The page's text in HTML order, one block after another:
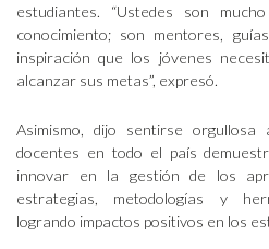
estudiantes. “Ustedes son
conocimiento; son mentores,
inspiración que los jóvenes
alcanzar sus metas”, expresó.
Asimismo, dijo sentirse
docentes en todo el país
innovar en la gestión de los
estrategias, metodologías y
logrando impactos positivos en los